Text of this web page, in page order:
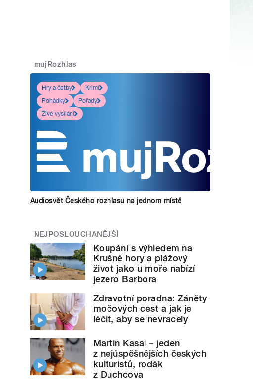
mujRozhlas
Hry a četby
Krimi
Pohádky
Pořady
Živé vysílání
Audiosvět Českého rozhlasu na jednom místě
NEJPOSLOUCHANĚJŠÍ
Koupání s výhledem na
Krušné hory a plážový
život jako u moře nabízí
jezero Barbora
Zdravotní poradna: Záněty
močových cest a jak je
léčit, aby se nevracely
Martin Kasal – jeden
z nejúspěšnějších českých
kulturistů, rodák
z Duchcova